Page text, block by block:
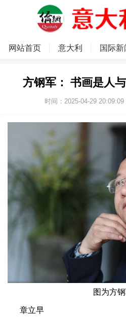
网站首页 意大利 国际新
方钢军： 书画是人
时间：2025-04-29 20:09:09
图为方
章立早